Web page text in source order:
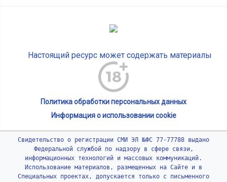
Настоящий ресурс может содержать материалы
Политика обработки персональных данных
Информация о использовании cookie
Свидетельство о регистрации СМИ ЭЛ №ФС 77-77788 выдано
Федеральной службой по надзору в сфере связи,
информационных технологий и массовых коммуникаций.
Использование материалов, размещенных на Сайте и в
Специальных проектах, допускается только с письменного